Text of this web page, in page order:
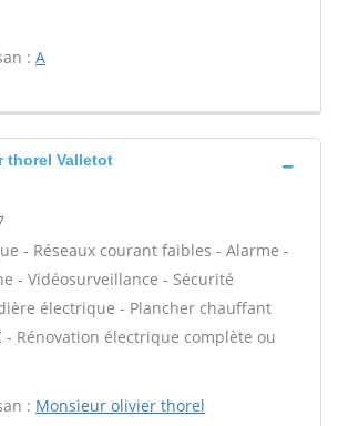
: A
thorel Valletot
- Réseaux courant faibles - Alarme -
- Vidéosurveillance - Sécurité
électrique - Plancher chauffant
- Rénovation électrique complète ou
: Monsieur olivier thorel